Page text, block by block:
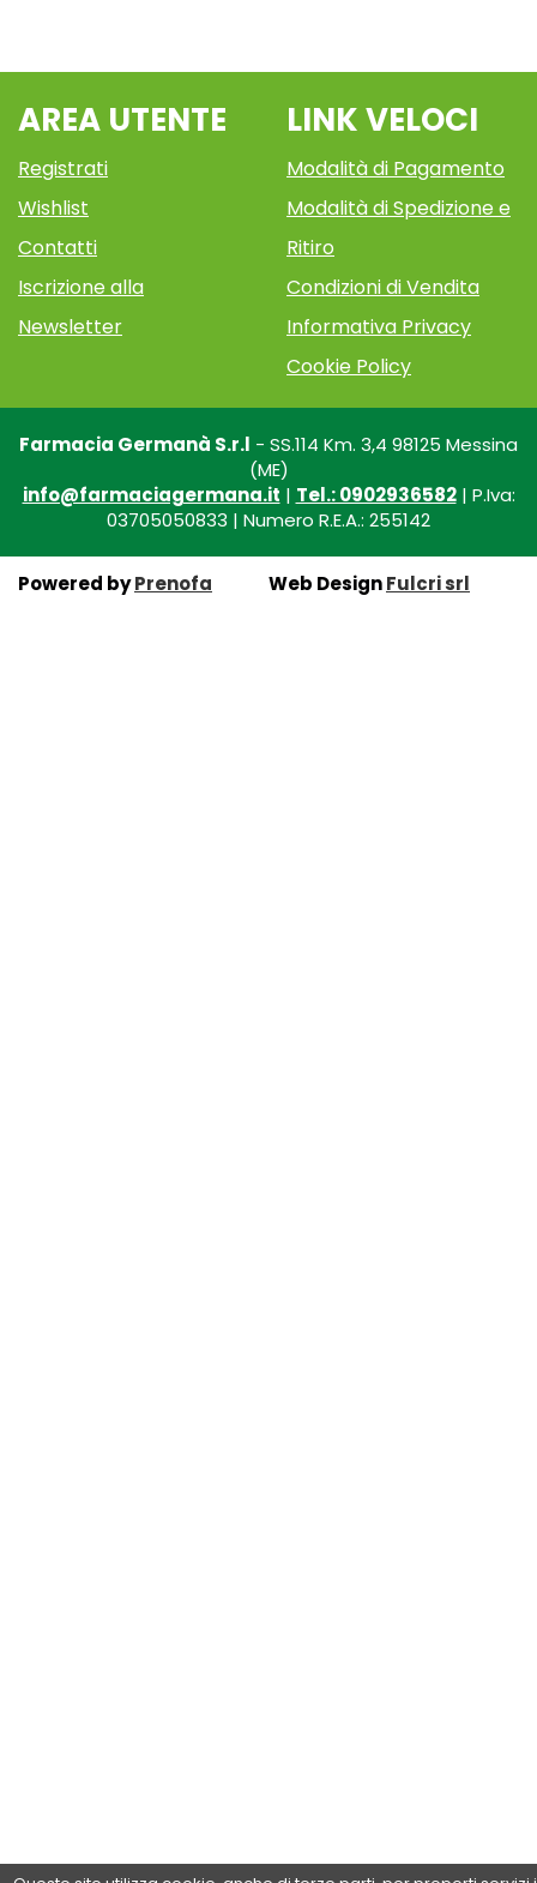
AREA UTENTE
Registrati
Wishlist
Contatti
Iscrizione alla
Newsletter
LINK VELOCI
Modalità di Pagamento
Modalità di Spedizione e
Ritiro
Condizioni di Vendita
Informativa Privacy
Cookie Policy
Farmacia Germanà S.r.l - SS.114 Km. 3,4 98125 Messina
(ME)
info@farmaciagermana.it | Tel.: 0902936582| P.Iva:
03705050833 | Numero R.E.A.: 255142
Powered byPrenofa Web DesignFulcri srl